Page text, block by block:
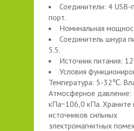
Соединители: 4 USB-
порт.
Номинальная
Соединитель шнура
5.5.
Источник питания:
Условия
Температура: 5-32℃.
Атмосферное давление:
кПа~106,0 кПа. Храните
источников сильных
электромагнитных